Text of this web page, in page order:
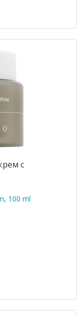
с
100 ml